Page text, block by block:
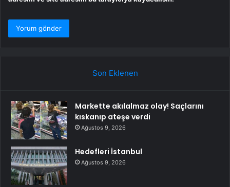
Son Eklenen
Markette akılalmaz olay! Saçlarını
kıskanıp ateşe verdi
Ağustos 9, 2026
Hedefleri İstanbul
Ağustos 9, 2026